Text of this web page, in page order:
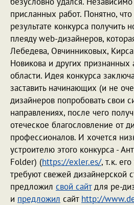
присланных работ. Понятно,
результате конкурса получить
плеяду web-дизайнеров,
Лебедева, Овчинниковых,
Новикова и других признанных
области. Идея конкурса
заставить начинающих (и не
дизайнеров попробовать свои
направлениях, после чего
отеческое благословление от
профессионалов. И хочется
устроителю этого конкурса -
Folder) (https://exler.es/, т.к.
требуют свежей дизайнерской
предложил свой сайтдля ре-
и предложил сайт http://